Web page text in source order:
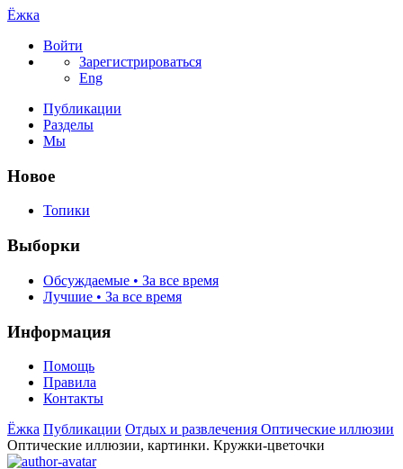
Ёжка
Войти
Зарегистрироваться
Eng
Публикации
Разделы
Мы
Новое
Топики
Выборки
Обсуждаемые • За все время
Лучшие • За все время
Информация
Помощь
Правила
Контакты
Ёжка Публикации Отдых и развлечения Оптические иллюзии
Оптические иллюзии, картинки. Кружки-цветочки